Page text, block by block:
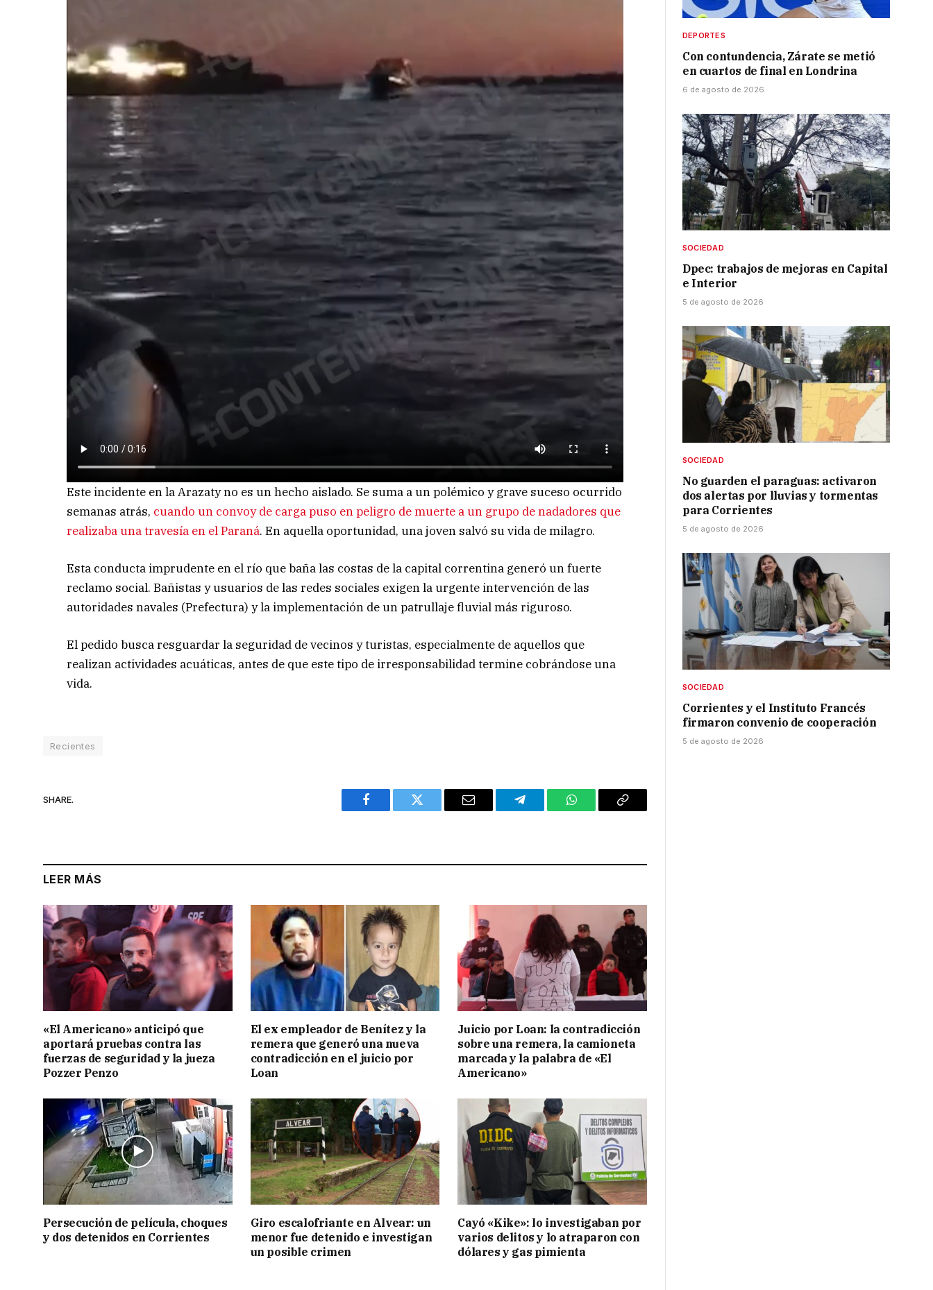
Este incidente en la Arazaty no es un hecho aislado. Se suma a un polémico y grave suceso ocurrido
semanas atrás, cuando un convoy de carga puso en peligro de muerte a un grupo de nadadores que
realizaba una travesía en el Paraná. En aquella oportunidad, una joven salvó su vida de milagro.
Esta conducta imprudente en el río que baña las costas de la capital correntina generó un fuerte
reclamo social. Bañistas y usuarios de las redes sociales exigen la urgente intervención de las
autoridades navales (Prefectura) y la implementación de un patrullaje fluvial más riguroso.
El pedido busca resguardar la seguridad de vecinos y turistas, especialmente de aquellos que
realizan actividades acuáticas, antes de que este tipo de irresponsabilidad termine cobrándose una
vida.
Recientes
SHARE.
Facebook Twitter Email Telegram WhatsAppCopy
LEER MÁS
«El Americano» anticipó que
aportará pruebas contra las
fuerzas de seguridad y la jueza
Pozzer Penzo
El ex empleador de Benítez y la
remera que generó una nueva
contradicción en el juicio por
Loan
Juicio por Loan: la contradicción
sobre una remera, la camioneta
marcada y la palabra de «El
Americano»
Persecución de película, choques
y dos detenidos en Corrientes
Giro escalofriante en Alvear: un
menor fue detenido e investigan
un posible crimen
Cayó «Kike»: lo investigaban por
varios delitos y lo atraparon con
dólares y gas pimienta
DEPORTES
Con contundencia, Zárate se metió
en cuartos de final en Londrina
6 de agosto de 2026
SOCIEDAD
Dpec: trabajos de mejoras en Capital
e Interior
5 de agosto de 2026
SOCIEDAD
No guarden el paraguas: activaron
dos alertas por lluvias y tormentas
para Corrientes
5 de agosto de 2026
SOCIEDAD
Corrientes y el Instituto Francés
firmaron convenio de cooperación
5 de agosto de 2026